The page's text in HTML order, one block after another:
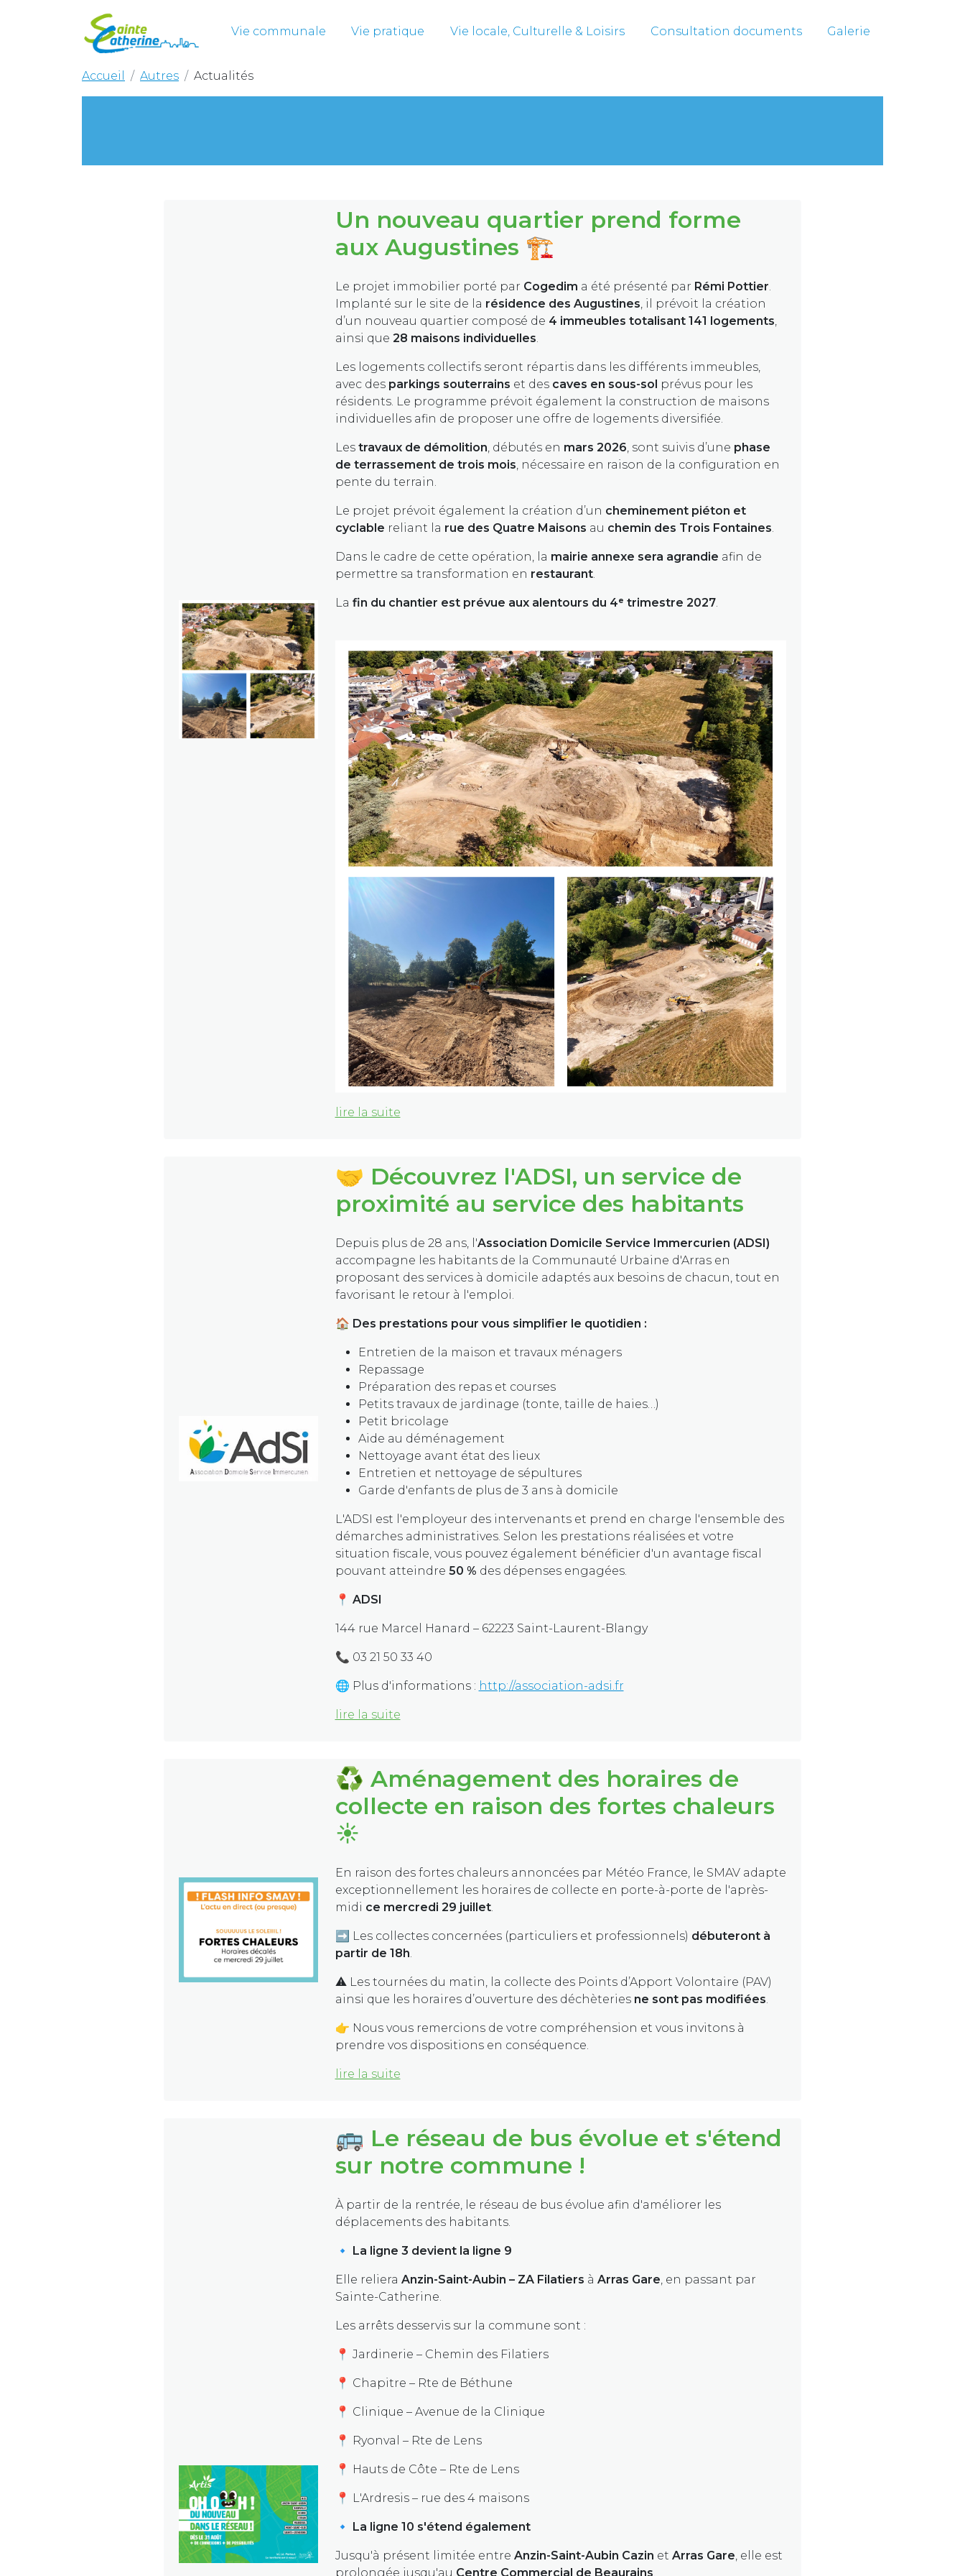
Vie communale Vie pratique Vie locale, Culturelle & Loisirs Consultation documents Galerie
Accueil Autres Actualités
Un nouveau quartier prend forme
aux Augustines 🏗️
Le projet immobilier porté par Cogedim a été présenté par Rémi Pottier.
Implanté sur le site de la résidence des Augustines, il prévoit la création
d’un nouveau quartier composé de 4 immeubles totalisant 141 logements,
ainsi que 28 maisons individuelles.
Les logements collectifs seront répartis dans les différents immeubles,
avec des parkings souterrains et des caves en sous-sol prévus pour les
résidents. Le programme prévoit également la construction de maisons
individuelles afin de proposer une offre de logements diversifiée.
Les travaux de démolition, débutés en mars 2026, sont suivis d’une phase
de terrassement de trois mois, nécessaire en raison de la configuration en
pente du terrain.
Le projet prévoit également la création d’un cheminement piéton et
cyclable reliant la rue des Quatre Maisons au chemin des Trois Fontaines.
Dans le cadre de cette opération, la mairie annexe sera agrandie afin de
permettre sa transformation en restaurant.
La fin du chantier est prévue aux alentours du 4ᵉ trimestre 2027.
lire la suite
🤝 Découvrez l'ADSI, un service de
proximité au service des habitants
Depuis plus de 28 ans, l'Association Domicile Service Immercurien (ADSI)
accompagne les habitants de la Communauté Urbaine d'Arras en
proposant des services à domicile adaptés aux besoins de chacun, tout en
favorisant le retour à l'emploi.
🏠 Des prestations pour vous simplifier le quotidien :
Entretien de la maison et travaux ménagers
Repassage
Préparation des repas et courses
Petits travaux de jardinage (tonte, taille de haies…)
Petit bricolage
Aide au déménagement
Nettoyage avant état des lieux
Entretien et nettoyage de sépultures
Garde d'enfants de plus de 3 ans à domicile
L'ADSI est l'employeur des intervenants et prend en charge l'ensemble des
démarches administratives. Selon les prestations réalisées et votre
situation fiscale, vous pouvez également bénéficier d'un avantage fiscal
pouvant atteindre 50 % des dépenses engagées.
📍 ADSI
144 rue Marcel Hanard – 62223 Saint-Laurent-Blangy
📞 03 21 50 33 40
🌐 Plus d'informations : http://association-adsi.fr
lire la suite
♻️ Aménagement des horaires de
collecte en raison des fortes chaleurs
☀️
En raison des fortes chaleurs annoncées par Météo France, le SMAV adapte
exceptionnellement les horaires de collecte en porte-à-porte de l'après-
midi ce mercredi 29 juillet.
➡️ Les collectes concernées (particuliers et professionnels) débuteront à
partir de 18h
⚠️ Les tournées du matin, la collecte des Points d’Apport Volontaire (PAV)
ainsi que les horaires d’ouverture des déchèteries ne sont pas modifiées
👉 Nous vous remercions de votre compréhension et vous invitons à
prendre vos dispositions en conséquence.
lire la suite
🚌 Le réseau de bus évolue et s'étend
sur notre commune !
À partir de la rentrée, le réseau de bus évolue afin d'améliorer les
déplacements des habitants.
🔹 La ligne 3 devient la ligne 9
Elle reliera Anzin-Saint-Aubin – ZA Filatiers à Arras Gare , en passant par
Sainte-Catherine.
Les arrêts desservis sur la commune sont :
📍 Jardinerie – Chemin des Filatiers
📍 Chapitre – Rte de Béthune
📍 Clinique – Avenue de la Clinique
📍 Ryonval – Rte de Lens
📍 Hauts de Côte – Rte de Lens
📍 L'Ardresis – rue des 4 maisons
🔹 La ligne 10 s'étend également
Jusqu'à présent limitée entre Anzin-Saint-Aubin Cazin et Arras Gare , elle est
prolongée jusqu'au Centre Commercial de Beaurains